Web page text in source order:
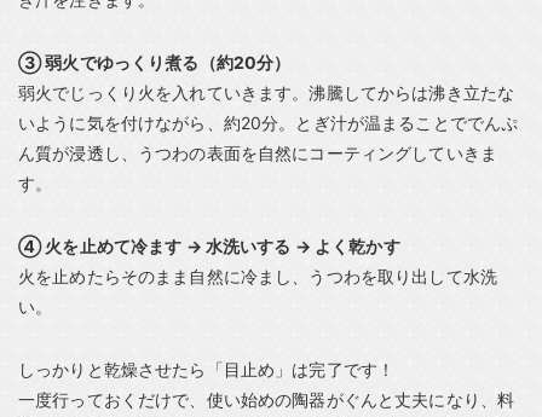
③ 弱火でゆっくり煮る（約20分）
弱火でじっくり火を入れていきます。沸騰してからは沸き立たな
いように気を付けながら、約20分。とぎ汁が温まることででんぷ
ん質が浸透し、うつわの表面を自然にコーティングしていきま
す。
④ 火を止めて冷ます → 水洗いする → よく乾かす
火を止めたらそのまま自然に冷まし、うつわを取り出して水洗
い。
しっかりと乾燥させたら「目止め」は完了です！
一度行っておくだけで、使い始めの陶器がぐんと丈夫になり、料